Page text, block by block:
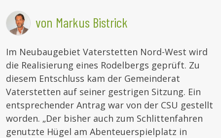
von Markus Bistrick
Im Neubaugebiet Vaterstetten Nord-West wird
die Realisierung eines Rodelbergs geprüft. Zu
diesem Entschluss kam der Gemeinderat
Vaterstetten auf seiner gestrigen Sitzung. Ein
entsprechender Antrag war von der CSU gestellt
worden. „Der bisher auch zum Schlittenfahren
genutzte Hügel am Abenteuerspielplatz in